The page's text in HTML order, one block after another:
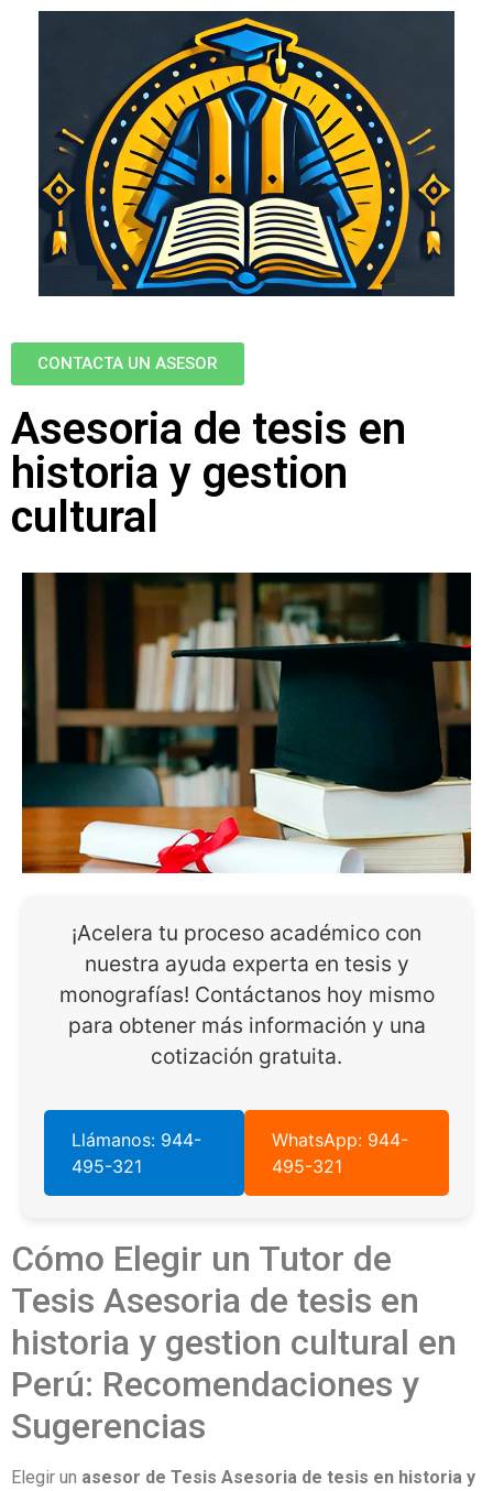
CONTACTA UN ASESOR
Asesoria de tesis en
historia y gestion
cultural
¡Acelera tu proceso académico con
nuestra ayuda experta en tesis y
monografías! Contáctanos hoy mismo
para obtener más información y una
cotización gratuita.
Llámanos: 944-
495-321
WhatsApp: 944-
495-321
Cómo Elegir un Tutor de
Tesis Asesoria de tesis en
historia y gestion cultural en
Perú: Recomendaciones y
Sugerencias
Elegir un asesor de Tesis Asesoria de tesis en historia y